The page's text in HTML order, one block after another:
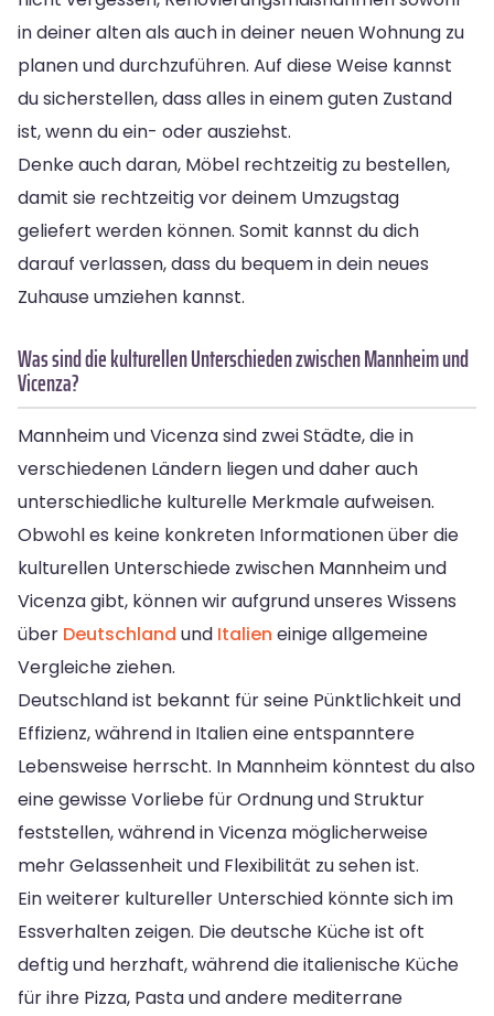
in deiner alten als auch in deiner neuen Wohnung zu
planen und durchzuführen. Auf diese Weise kannst
du sicherstellen, dass alles in einem guten Zustand
ist, wenn du ein- oder ausziehst.
Denke auch daran, Möbel rechtzeitig zu bestellen,
damit sie rechtzeitig vor deinem Umzugstag
geliefert werden können. Somit kannst du dich
darauf verlassen, dass du bequem in dein neues
Zuhause umziehen kannst.
Was sind die kulturellen Unterschieden zwischen Mannheim und
Vicenza?
Mannheim und Vicenza sind zwei Städte, die in
verschiedenen Ländern liegen und daher auch
unterschiedliche kulturelle Merkmale aufweisen.
Obwohl es keine konkreten Informationen über die
kulturellen Unterschiede zwischen Mannheim und
Vicenza gibt, können wir aufgrund unseres Wissens
über Deutschland und Italien einige allgemeine
Vergleiche ziehen.
Deutschland ist bekannt für seine Pünktlichkeit und
Effizienz, während in Italien eine entspanntere
Lebensweise herrscht. In Mannheim könntest du also
eine gewisse Vorliebe für Ordnung und Struktur
feststellen, während in Vicenza möglicherweise
mehr Gelassenheit und Flexibilität zu sehen ist.
Ein weiterer kultureller Unterschied könnte sich im
Essverhalten zeigen. Die deutsche Küche ist oft
deftig und herzhaft, während die italienische Küche
für ihre Pizza, Pasta und andere mediterrane